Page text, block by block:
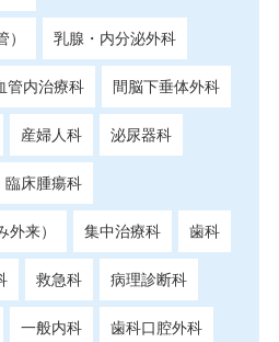
乳腺・内分泌外科
管内治療科 間脳下垂体外科
産婦人科 泌尿器科
臨床腫瘍科
来） 集中治療科 歯科
救急科 病理診断科
一般内科 歯科口腔外科